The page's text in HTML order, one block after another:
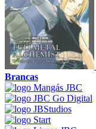
Brancas